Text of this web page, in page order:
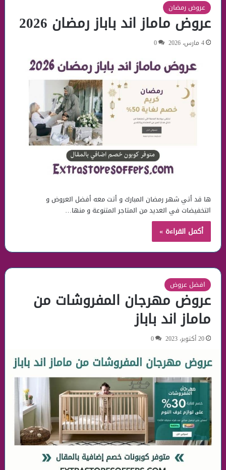
عروض رمضان
عروض ماماز اند باباز رمضان 2026
4 مارس، 2026 0
ها قد أتي شهر رمضان المبارك و أتت معه أفضل العروض و
التخفيضات في العديد من المتاجر المتنوعة و منها…
أكمل القراءة »
افضل عروض
عروض مهرجان المفروشات من
ماماز اند باباز
20 أكتوبر، 2023 0